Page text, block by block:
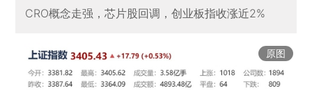
CRO概念走强，芯片股回调，创业板指收涨近2%
原图